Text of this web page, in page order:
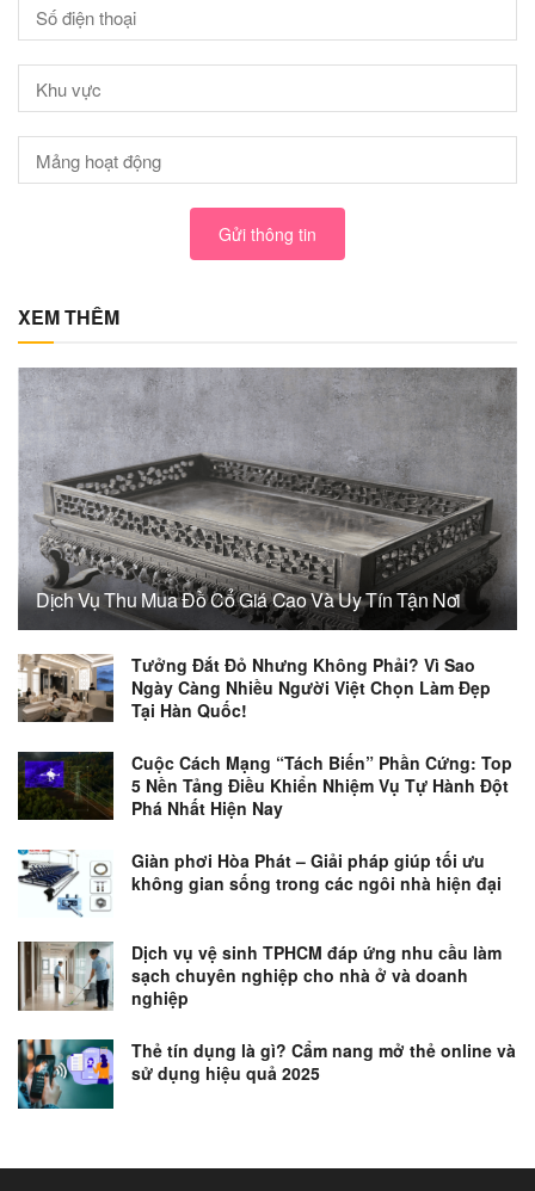
Gửi thông tin
XEM THÊM
Dịch Vụ Thu Mua Đồ Cổ Giá Cao Và Uy Tín Tận Nơi
Tưởng Đắt Đỏ Nhưng Không Phải? Vì Sao
Ngày Càng Nhiều Người Việt Chọn Làm Đẹp
Tại Hàn Quốc!
Cuộc Cách Mạng “Tách Biến” Phần Cứng: Top
5 Nền Tảng Điều Khiển Nhiệm Vụ Tự Hành Đột
Phá Nhất Hiện Nay
Giàn phơi Hòa Phát – Giải pháp giúp tối ưu
không gian sống trong các ngôi nhà hiện đại
Dịch vụ vệ sinh TPHCM đáp ứng nhu cầu làm
sạch chuyên nghiệp cho nhà ở và doanh
nghiệp
Thẻ tín dụng là gì? Cẩm nang mở thẻ online và
sử dụng hiệu quả 2025